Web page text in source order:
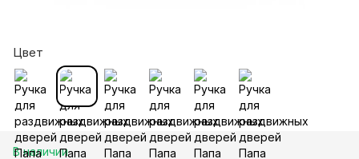
Цвет
В наличии